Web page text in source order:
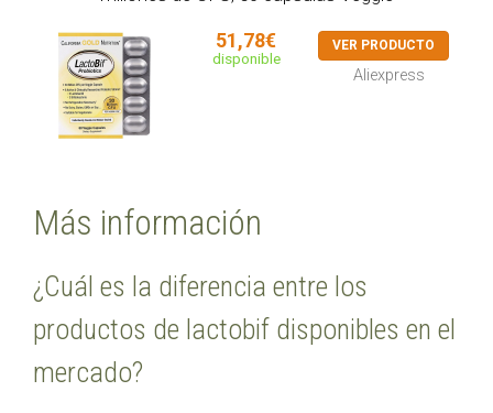
51,78€
disponible
VER PRODUCTO
Aliexpress
Más información
¿Cuál es la diferencia entre los
productos de lactobif disponibles en el
mercado?